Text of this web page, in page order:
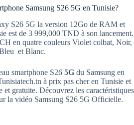
Samsung S26 5G en Tunisie?
S26 5G la version 12Go de RAM et
est de 3 999,000 TND à son lancement.
en quatre couleurs Violet colbat, Noir,
et Blanc.
smartphone S26 5G du Samsung en
à prix pas cher en Tunisie et
gratuite. Découvrez les caractéristiques
la vidéo Samsung S26 5G Officielle.